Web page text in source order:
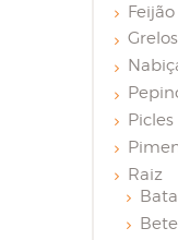
Feijão
Grelos
Picles
Raiz